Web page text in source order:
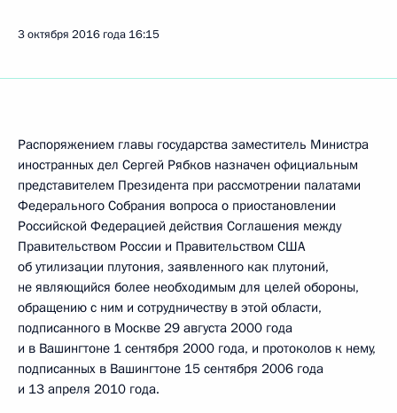
3 октября 2016 года 16:15
Распоряжением главы государства заместитель Министра
иностранных дел Сергей Рябков назначен официальным
представителем Президента при рассмотрении палатами
Федерального Собрания вопроса о приостановлении
Российской Федерацией действия Соглашения между
Правительством России и Правительством США
об утилизации плутония, заявленного как плутоний,
не являющийся более необходимым для целей обороны,
обращению с ним и сотрудничеству в этой области,
подписанного в Москве 29 августа 2000 года
и в Вашингтоне 1 сентября 2000 года, и протоколов к нему,
подписанных в Вашингтоне 15 сентября 2006 года
и 13 апреля 2010 года.